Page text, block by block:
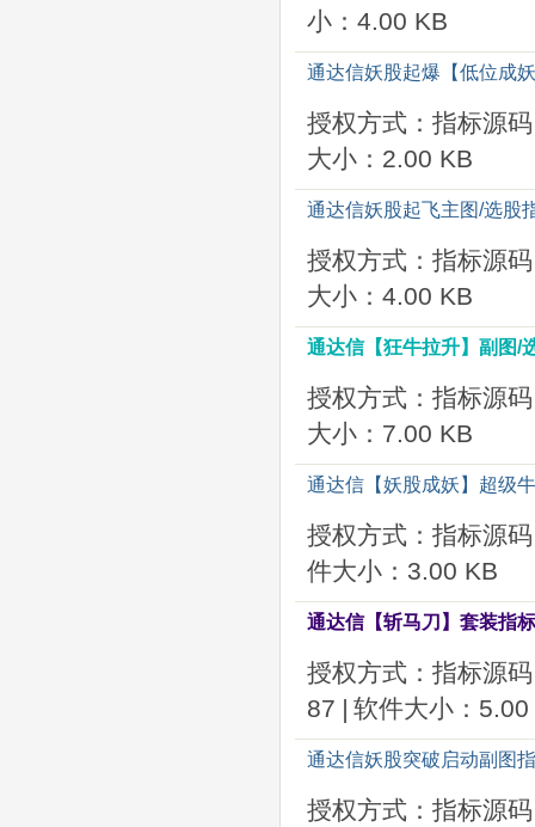
小：4.00 KB
通达信妖股起爆【低位成
授权方式：指标源码
大小：2.00 KB
通达信妖股起飞主图/选股
授权方式：指标源码
大小：4.00 KB
通达信【狂牛拉升】副图/
授权方式：指标源码
大小：7.00 KB
通达信【妖股成妖】超级
授权方式：指标源码
件大小：3.00 KB
通达信【斩马刀】套装指
授权方式：指标源码
87 | 软件大小：5.00
通达信妖股突破启动副图
授权方式：指标源码